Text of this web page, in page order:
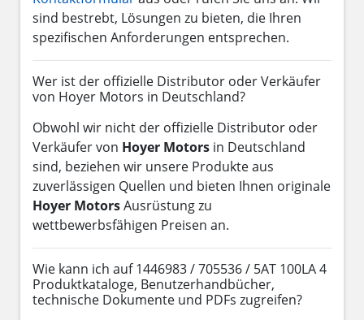
sind bestrebt, Lösungen zu bieten, die Ihren
spezifischen Anforderungen entsprechen.
Wer ist der offizielle Distributor oder Verkäufer
von Hoyer Motors in Deutschland?
Obwohl wir nicht der offizielle Distributor oder
Verkäufer von Hoyer Motors in Deutschland
sind, beziehen wir unsere Produkte aus
zuverlässigen Quellen und bieten Ihnen originale
Hoyer MotorsAusrüstung zu
wettbewerbsfähigen Preisen an.
Wie kann ich auf 1446983 / 705536 / 5AT 100LA 4
Produktkataloge, Benutzerhandbücher,
technische Dokumente und PDFs zugreifen?